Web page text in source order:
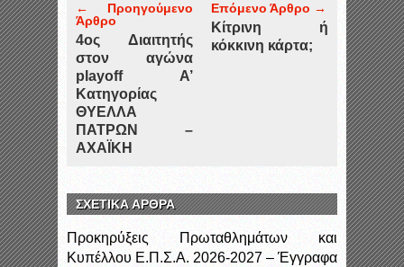
← Προηγούμενο
Άρθρο
4ος Διαιτητής
στον αγώνα
playoff Α’
Κατηγορίας
ΘΥΕΛΛΑ
ΠΑΤΡΩΝ –
ΑΧΑΪΚΗ
Επόμενο Άρθρο →
Κίτρινη ή
κόκκινη κάρτα;
ΣΧΕΤΙΚΑ ΑΡΘΡΑ
Προκηρύξεις Πρωταθλημάτων και
Κυπέλλου Ε.Π.Σ.Α. 2026-2027 – Έγγραφα